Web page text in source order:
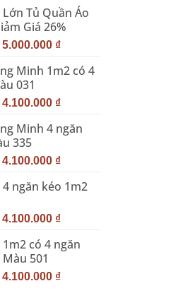
Tủ Quần Áo
Giá 26%
Giá
là:
6.800.000 ₫.
5.000.000 ₫Giá
tại
5.000.000 ₫.
Minh 1m2 có 4
031
Giá
là:
4.900.000 ₫.
4.100.000 ₫Giá
tại
4.100.000 ₫.
Minh 4 ngăn
335
Giá
là:
4.100.000 ₫Giá
tại
4.100.000 ₫.
ngăn kéo 1m2
Giá
là:
4.900.000 ₫.
4.100.000 ₫Giá
tại
4.100.000 ₫.
có 4 ngăn
501
Giá
4.100.000 ₫Giá